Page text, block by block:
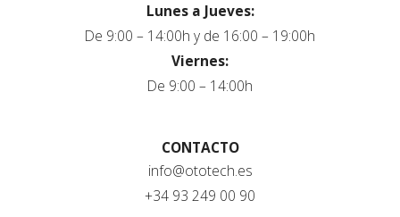
Lunes a Jueves:
De 9:00 – 14:00h y de 16:00 – 19:00h
Viernes:
De 9:00 – 14:00h
CONTACTO
info@ototech.es
+34 93 249 00 90